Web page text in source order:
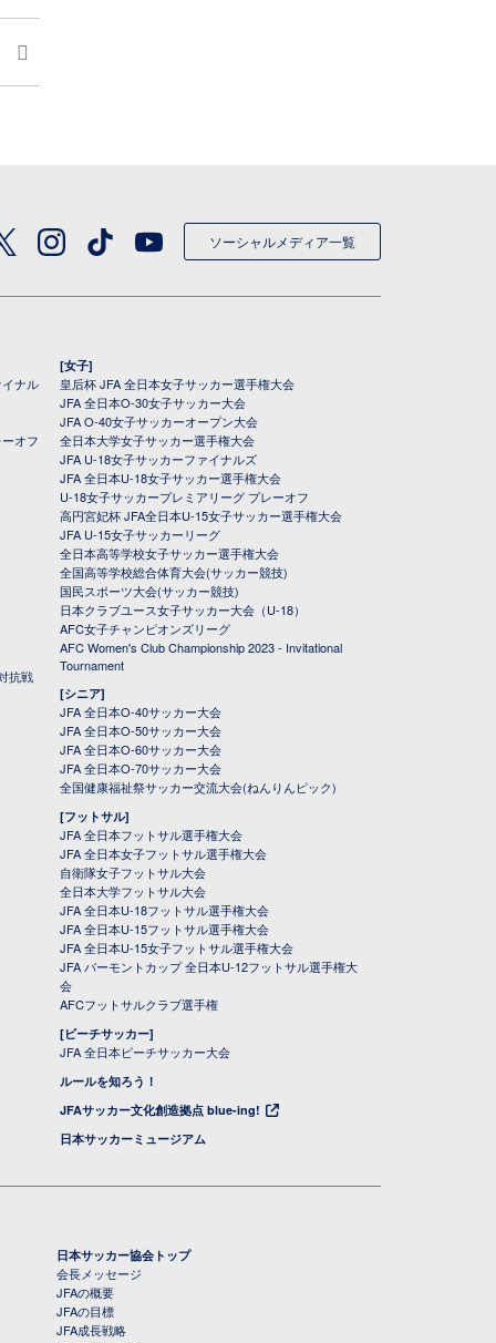
ソーシャルメディア一覧
ナル
オフ
抗戦
[女子]
皇后杯 JFA 全日本女子サッカー選手権大会
JFA 全日本O-30女子サッカー大会
JFA O-40女子サッカーオープン大会
全日本大学女子サッカー選手権大会
JFA U-18女子サッカーファイナルズ
JFA 全日本U-18女子サッカー選手権大会
U-18女子サッカープレミアリーグ プレーオフ
高円宮妃杯 JFA全日本U-15女子サッカー選手権大会
JFA U-15女子サッカーリーグ
全日本高等学校女子サッカー選手権大会
全国高等学校総合体育大会(サッカー競技)
国民スポーツ大会(サッカー競技)
日本クラブユース女子サッカー大会（U-18）
AFC女子チャンピオンズリーグ
AFC Women's Club Championship 2023 - Invitational
Tournament
[シニア]
JFA 全日本O-40サッカー大会
JFA 全日本O-50サッカー大会
JFA 全日本O-60サッカー大会
JFA 全日本O-70サッカー大会
全国健康福祉祭サッカー交流大会(ねんりんピック)
[フットサル]
JFA 全日本フットサル選手権大会
JFA 全日本女子フットサル選手権大会
自衛隊女子フットサル大会
全日本大学フットサル大会
JFA 全日本U-18フットサル選手権大会
JFA 全日本U-15フットサル選手権大会
JFA 全日本U-15女子フットサル選手権大会
JFA バーモントカップ 全日本U-12フットサル選手権大
会
AFCフットサルクラブ選手権
[ビーチサッカー]
JFA 全日本ビーチサッカー大会
ルールを知ろう！
JFAサッカー文化創造拠点 blue-ing!
日本サッカーミュージアム
日本サッカー協会トップ
会長メッセージ
JFAの概要
JFAの目標
JFA成長戦略